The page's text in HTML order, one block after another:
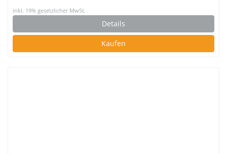
inkl. 19% gesetzlicher MwSt.
Details
Kaufen